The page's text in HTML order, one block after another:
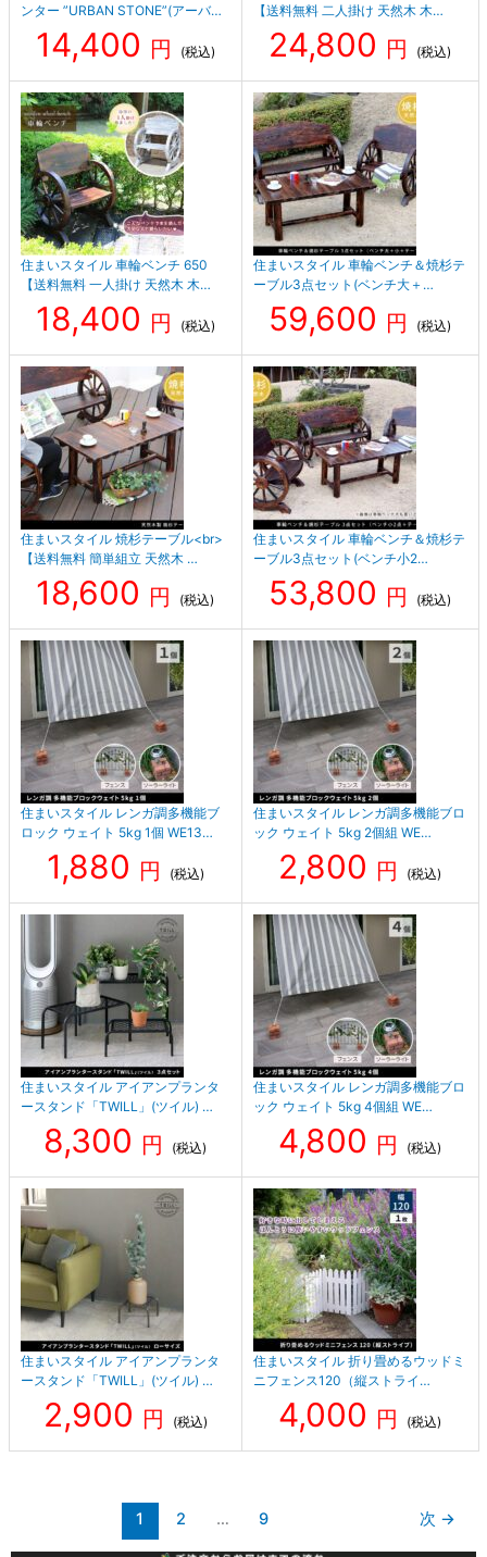
ンター ”URBAN STONE”(アーバ…
14,400 円 (税込)
【送料無料 二人掛け 天然木 木…
24,800 円 (税込)
住まいスタイル 車輪ベンチ 650
【送料無料 一人掛け 天然木 木…
18,400 円 (税込)
住まいスタイル 車輪ベンチ＆焼杉テ
ーブル3点セット(ベンチ大＋…
59,600 円 (税込)
住まいスタイル 焼杉テーブル<br>
【送料無料 簡単組立 天然木 …
18,600 円 (税込)
住まいスタイル 車輪ベンチ＆焼杉テ
ーブル3点セット(ベンチ小2…
53,800 円 (税込)
住まいスタイル レンガ調多機能ブ
ロック ウェイト 5kg 1個 WE13…
1,880 円 (税込)
住まいスタイル レンガ調多機能ブロ
ック ウェイト 5kg 2個組 WE…
2,800 円 (税込)
住まいスタイル アイアンプランタ
ースタンド「TWILL」(ツイル) …
8,300 円 (税込)
住まいスタイル レンガ調多機能ブロ
ック ウェイト 5kg 4個組 WE…
4,800 円 (税込)
住まいスタイル アイアンプランタ
ースタンド「TWILL」(ツイル) …
2,900 円 (税込)
住まいスタイル 折り畳めるウッドミ
ニフェンス120（縦ストライ…
4,000 円 (税込)
1 2 … 9 次 →